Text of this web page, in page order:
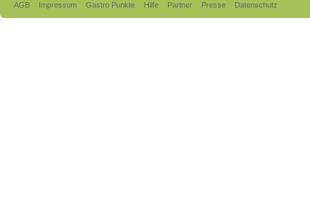
AGB
Impressum Gastro Punkte Hilfe Partner Presse Datenschutz